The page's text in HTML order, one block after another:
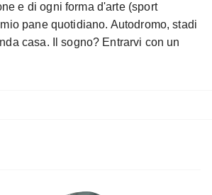
e di ogni forma d'arte (sport
pane quotidiano. Autodromo, stadi
casa. Il sogno? Entrarvi con un